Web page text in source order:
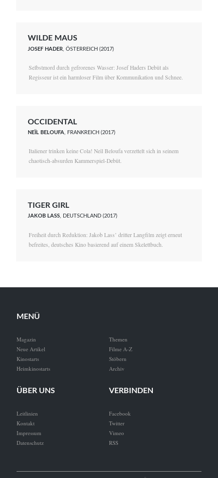
WILDE MAUS
JOSEF HADER , ÖSTERREICH (2017)
Selbstmord durch gefrorenes Wasser: Josef Haders Debüt als
Regisseur ist ein harmloser Film über Kommunikation und Schnee.
OCCIDENTAL
NEÏL BELOUFA , FRANKREICH (2017)
Italiener trinken keine Cola! Neïl Beloufa verzettelt sich in seinem
chaotisch-absurden Kammerspiel-Debüt.
TIGER GIRL
JAKOB LASS, DEUTSCHLAND (2017)
Freiheit durch Reduktion: Jakob Lass’ dritter Langfilm zeigt erneut
befreites, deutsches Kino basierend auf einem Skelettbuch.
MENÜ
Magazin
Neue Artikel
Kinostarts
Heimkinostarts
Themen
Filme A-Z
Stöbern
Archiv
ÜBER UNS
Leitlinien
Kontakt
Impressum
Datenschutz
VERBINDEN
Facebook
Twitter
Vimeo
RSS